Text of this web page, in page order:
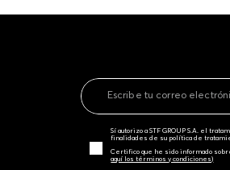
Sí autorizo a STF GROUP S.A. el
finalidades de su política de
Certifico que he sido informado
aquí los términos y condiciones)